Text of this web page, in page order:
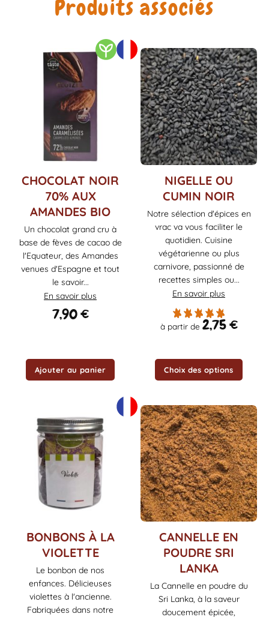
Produits associés
CHOCOLAT NOIR
70% AUX
AMANDES BIO
Un chocolat grand cru à
base de fèves de cacao de
l'Equateur, des Amandes
venues d'Espagne et tout
le savoir...
En savoir plus
7,90€
Ajouter au panier
NIGELLE OU
CUMIN NOIR
Notre sélection d'épices en
vrac va vous faciliter le
quotidien. Cuisine
végétarienne ou plus
carnivore, passionné de
recettes simples ou...
En savoir plus
à partir de 2,75€
Choix des options
plusieurs
variations.
options
peuvent
être
choisies
page
BONBONS À LA
VIOLETTE
Le bonbon de nos
enfances. Délicieuses
violettes à l'ancienne.
Fabriquées dans notre
CANNELLE EN
POUDRE SRI
LANKA
La Cannelle en poudre du
Sri Lanka, à la saveur
doucement épicée,
variations.
options